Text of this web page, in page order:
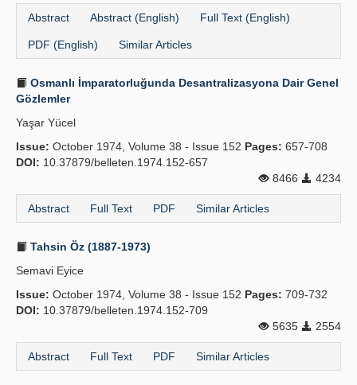
Abstract Abstract (English) Full Text (English)
PDF (English) Similar Articles
Osmanlı İmparatorluğunda Desantralizasyona Dair Genel
Gözlemler
Yaşar Yücel
Issue: October 1974, Volume 38 - Issue 152 Pages: 657-708
DOI: 10.37879/belleten.1974.152-657
8466
4234
Abstract Full Text PDF Similar Articles
Tahsin Öz (1887-1973)
Semavi Eyice
Issue: October 1974, Volume 38 - Issue 152 Pages: 709-732
DOI: 10.37879/belleten.1974.152-709
5635
2554
Abstract Full Text PDF Similar Articles